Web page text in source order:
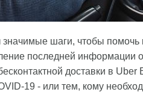
значимые шаги, чтобы
последней информации
доставки в Uber
19 - или тем, кому